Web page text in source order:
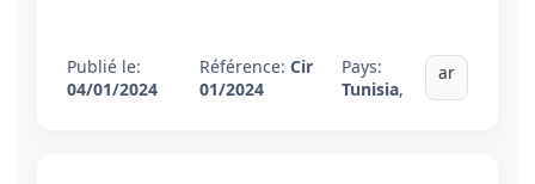
Publié le:
04/01/2024
Référence: Cir
01/2024
Pays:
Tunisia,
ar